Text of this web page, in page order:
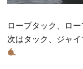
ロープタック、ロ
次はタック、ジャ